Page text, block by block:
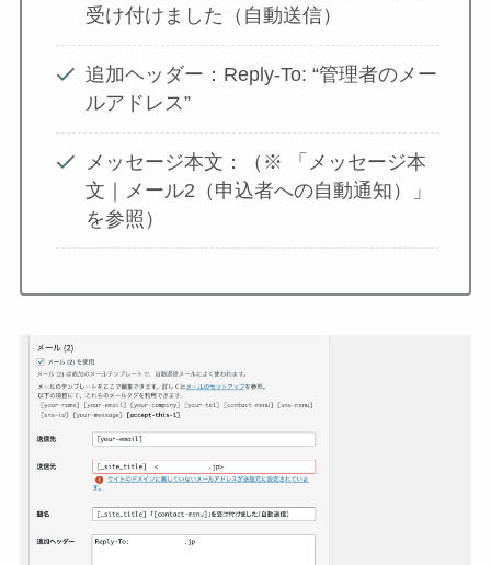
受け付けました（自動送信）
追加ヘッダー：Reply-To: “管理者のメー
ルアドレス”
メッセージ本文：（※ 「メッセージ本
文｜メール2（申込者への自動通知）」
を参照）